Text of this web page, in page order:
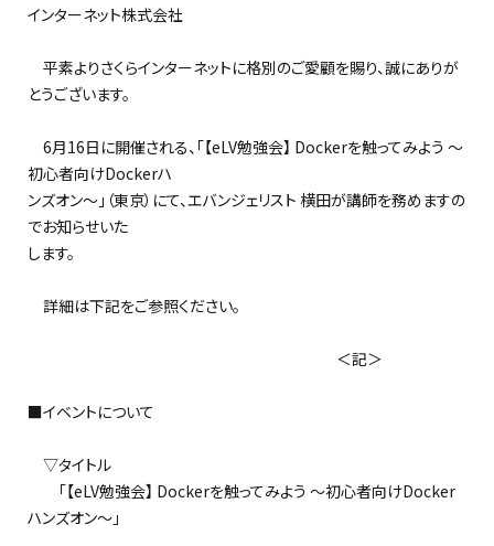
インターネット株式会社
平素よりさくらインターネットに格別のご愛顧を賜り、誠にありが
とうございます。
6月16日に開催される、「【eLV勉強会】 Dockerを触ってみよう ～
初心者向けDockerハ
ンズオン～」（東京）にて、エバンジェリスト 横田が講師を務めますの
でお知らせいた
します。
詳細は下記をご参照ください。
＜記＞
■イベントについて
▽タイトル
「【eLV勉強会】 Dockerを触ってみよう ～初心者向けDocker
ハンズオン～」